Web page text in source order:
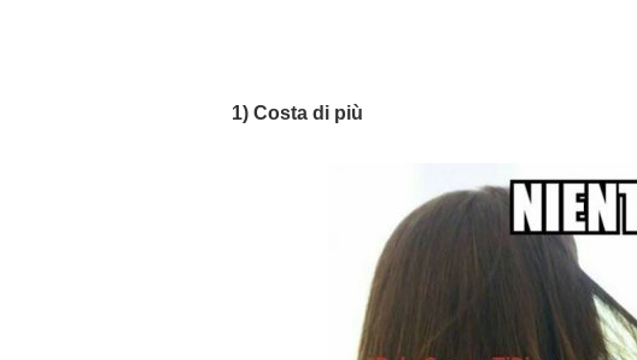
1) Costa di più